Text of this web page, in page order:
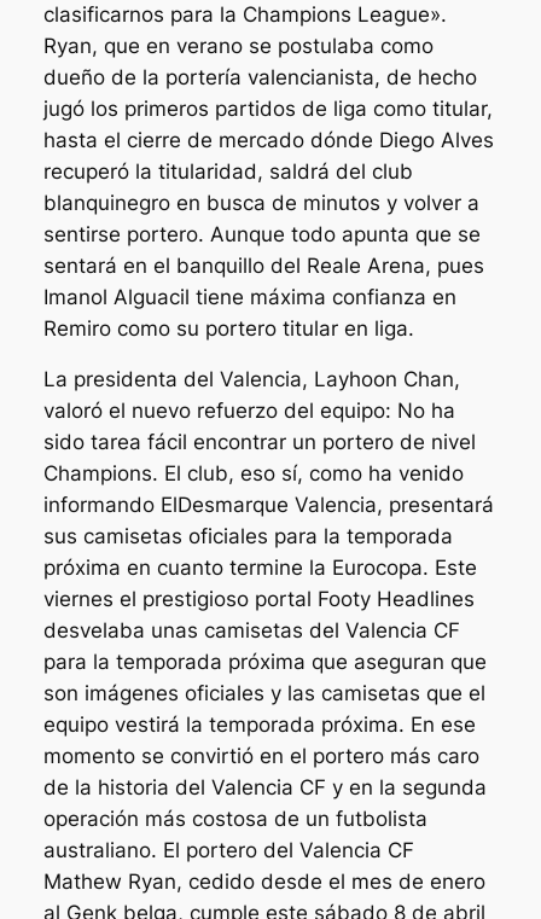
clasificarnos para la Champions League».
Ryan, que en verano se postulaba como
dueño de la portería valencianista, de hecho
jugó los primeros partidos de liga como titular,
hasta el cierre de mercado dónde Diego Alves
recuperó la titularidad, saldrá del club
blanquinegro en busca de minutos y volver a
sentirse portero. Aunque todo apunta que se
sentará en el banquillo del Reale Arena, pues
Imanol Alguacil tiene máxima confianza en
Remiro como su portero titular en liga.
La presidenta del Valencia, Layhoon Chan,
valoró el nuevo refuerzo del equipo: No ha
sido tarea fácil encontrar un portero de nivel
Champions. El club, eso sí, como ha venido
informando ElDesmarque Valencia, presentará
sus camisetas oficiales para la temporada
próxima en cuanto termine la Eurocopa. Este
viernes el prestigioso portal Footy Headlines
desvelaba unas camisetas del Valencia CF
para la temporada próxima que aseguran que
son imágenes oficiales y las camisetas que el
equipo vestirá la temporada próxima. En ese
momento se convirtió en el portero más caro
de la historia del Valencia CF y en la segunda
operación más costosa de un futbolista
australiano. El portero del Valencia CF
Mathew Ryan, cedido desde el mes de enero
al Genk belga, cumple este sábado 8 de abril